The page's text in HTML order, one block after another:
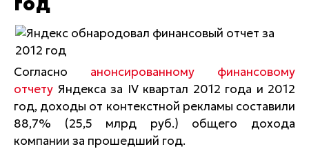
Все контакты
Согласно анонсированному финансовому
отчету Яндекса за IV квартал 2012 года и 2012
год, доходы от контекстной рекламы составили
88,7% (25,5 млрд руб.) общего дохода
компании за прошедший год.